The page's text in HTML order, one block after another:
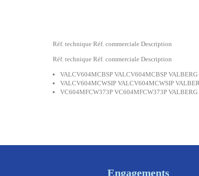
Réf. technique Réf. commerciale Description
Réf. technique Réf. commerciale Description
VALCV604MCBSP VALCV604MCBSP
VALCV604MCWSIP VALCV604MCWSIP
VC604MFCW373P VC604MFCW373P
Engagements